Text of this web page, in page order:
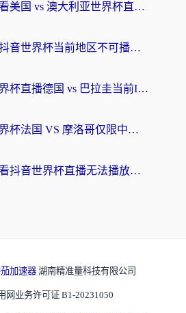
在国外怎么看美国 vs 澳大利亚世界杯直播？海外党必藏的中文解说观赛指南
在加拿大看抖音世界杯当前地区不可播放？海外党体育观赛终极指南
在海外看世界杯直播德国 vs 巴拉圭当前IP受限制？这篇指南帮你轻松解决地区限制
在国外看世界杯法国 VS 摩洛哥仅限中国大陆？别让地域限制拦下你的欢呼
在澳大利亚看抖音世界杯直播无法播放？海外党体育观赛终极指南来了！
加速器 湖南精准量科技有限公司
网业务许可证 B1-20231050